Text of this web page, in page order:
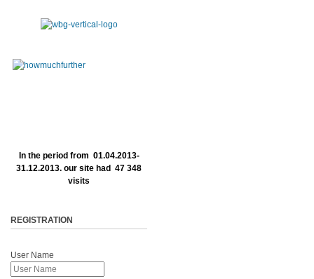
In the period from 01.04.2013-
31.12.2013. our site had 47 348
visits
REGISTRATION
User Name